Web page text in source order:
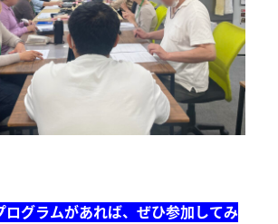
ログラムがあれば、ぜひ参加してみ